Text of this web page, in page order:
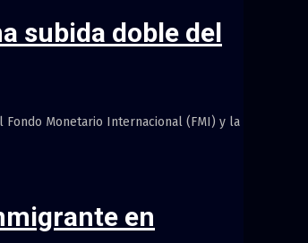
subida doble del
Monetario Internacional (FMI) y la
en